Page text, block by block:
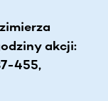
akcji:
455,